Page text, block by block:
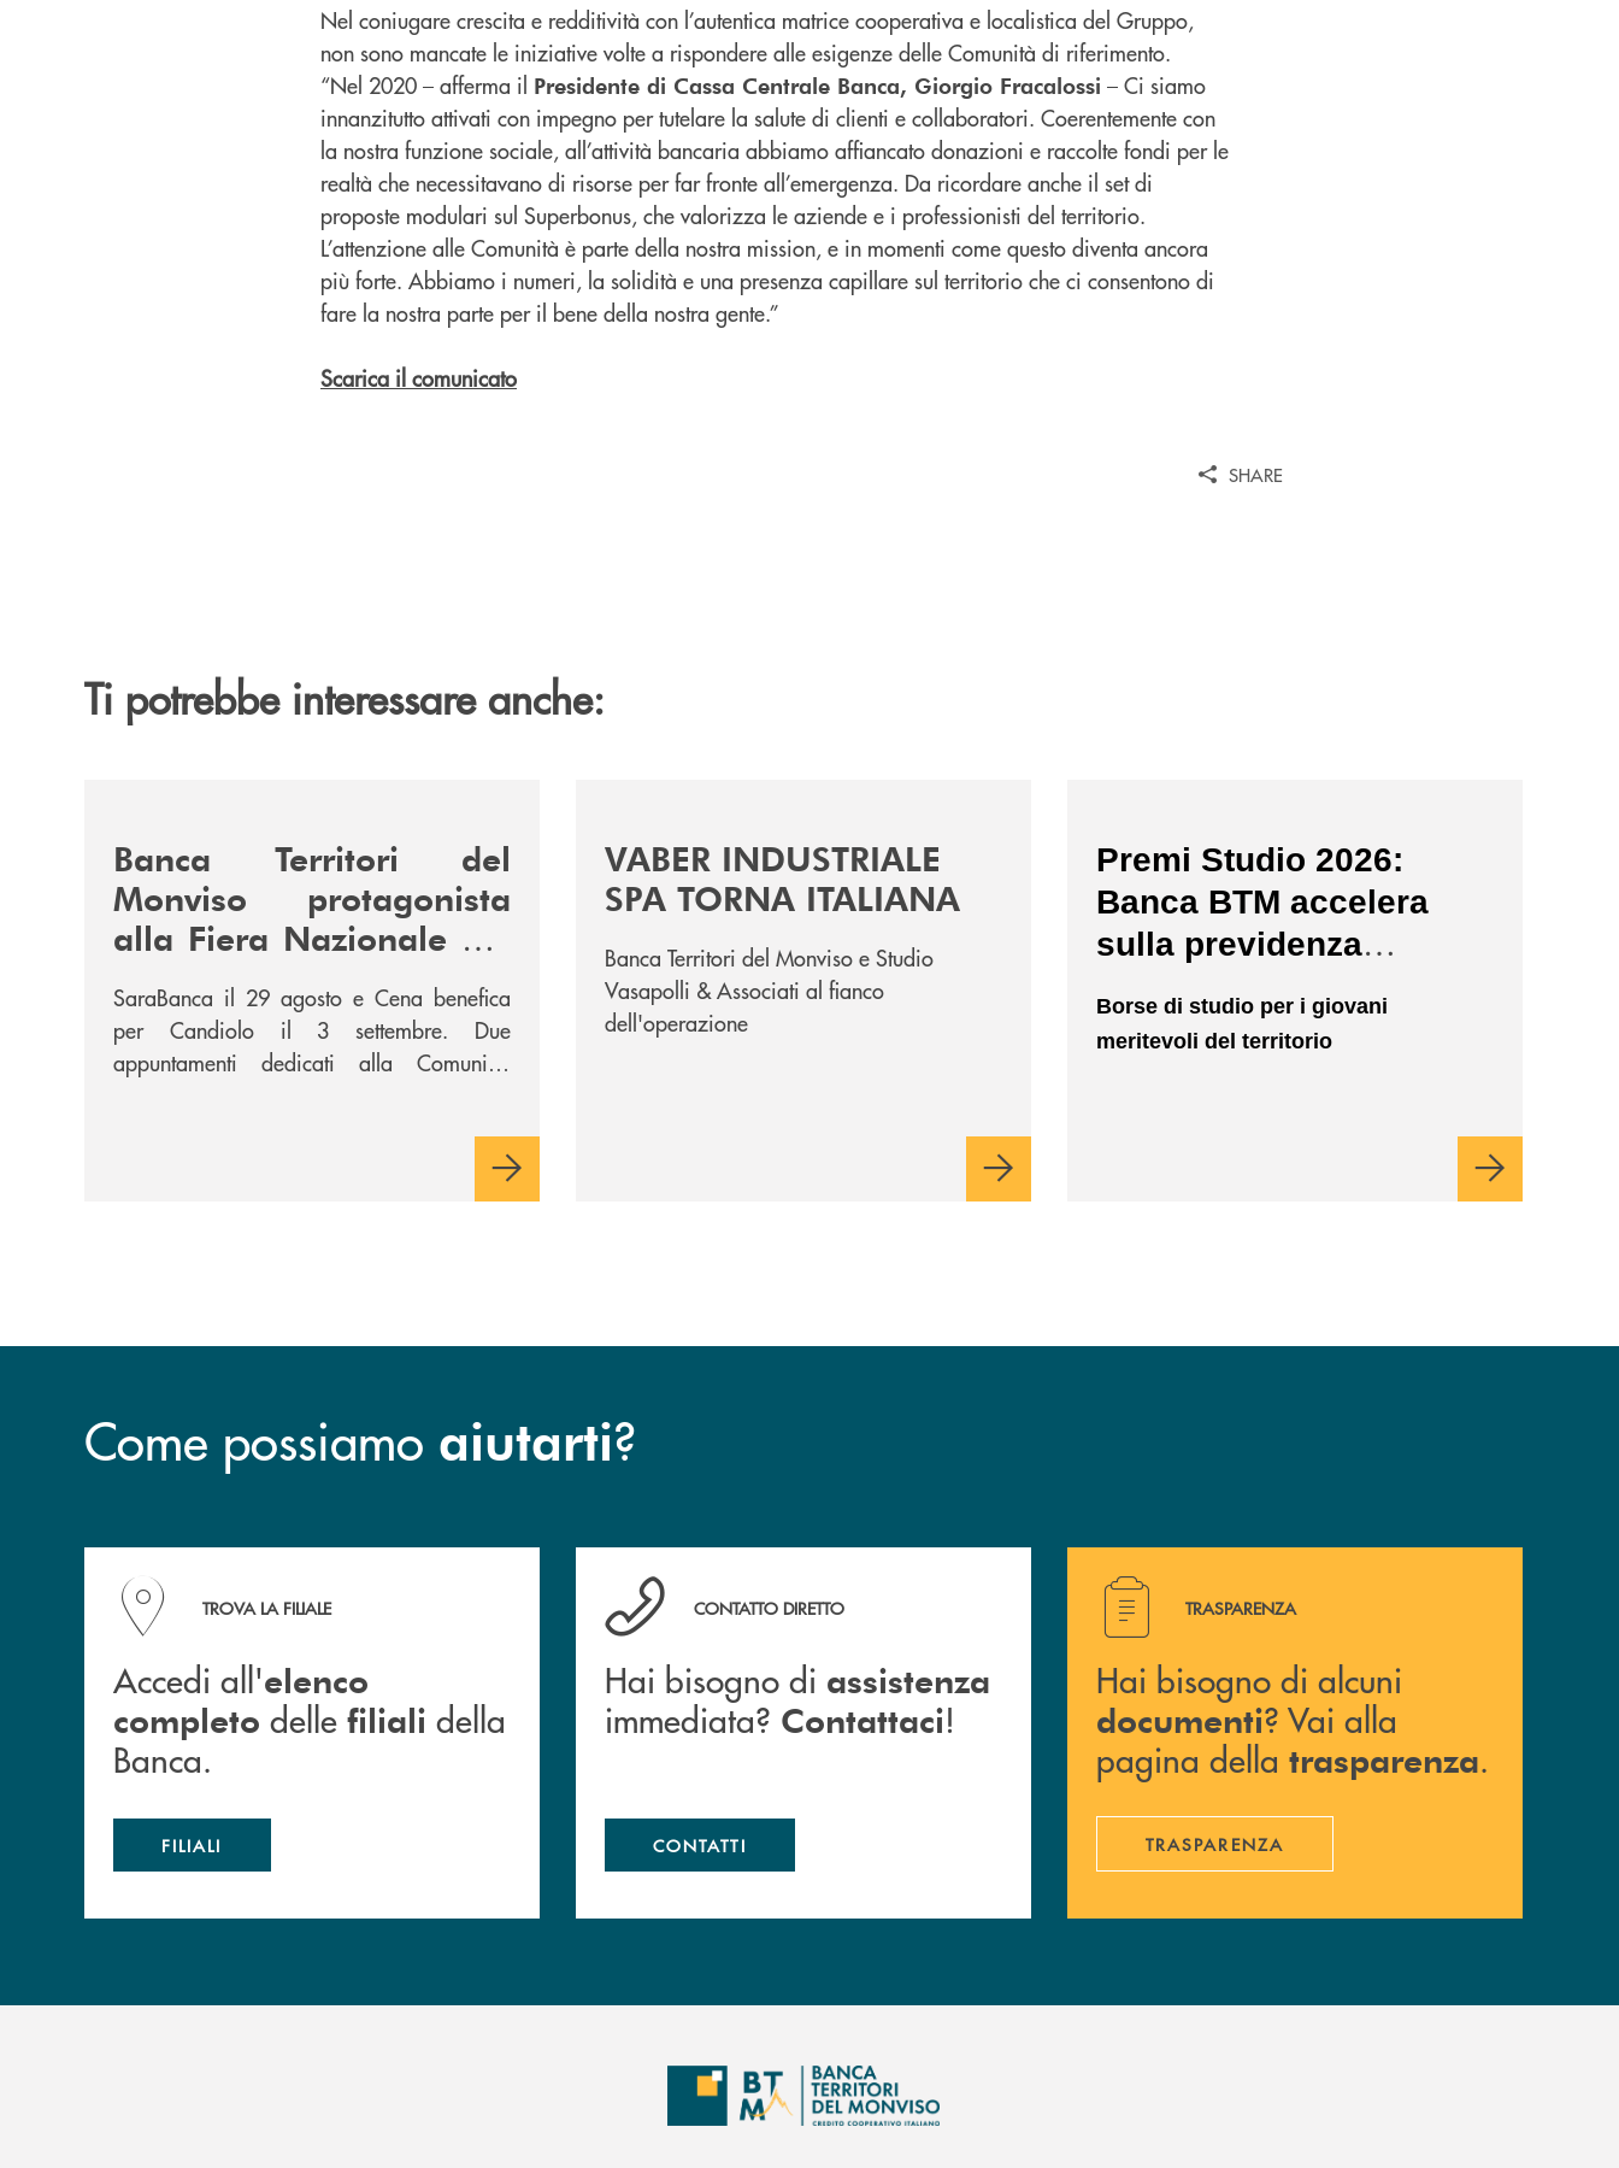
Nel coniugare crescita e redditività con l’autentica matrice cooperativa e localistica del Gruppo,
non sono mancate le iniziative volte a rispondere alle esigenze delle Comunità di riferimento.
“Nel 2020 – afferma il Presidente di Cassa Centrale Banca, Giorgio Fracalossi – Ci siamo
innanzitutto attivati con impegno per tutelare la salute di clienti e collaboratori. Coerentemente con
la nostra funzione sociale, all’attività bancaria abbiamo affiancato donazioni e raccolte fondi per le
realtà che necessitavano di risorse per far fronte all’emergenza. Da ricordare anche il set di
proposte modulari sul Superbonus, che valorizza le aziende e i professionisti del territorio.
L’attenzione alle Comunità è parte della nostra mission, e in momenti come questo diventa ancora
più forte. Abbiamo i numeri, la solidità e una presenza capillare sul territorio che ci consentono di
fare la nostra parte per il bene della nostra gente.”
Scarica il comunicato
SHARE
Ti potrebbe interessare anche:
Banca Territori del
Monviso protagonista
alla Fiera Nazionale del
Peperone con
SARABANCA e la Cena
per la Ricerca
SaraBanca il 29 agosto e Cena benefica
per Candiolo il 3 settembre. Due
appuntamenti dedicati alla Comunità,
VABER INDUSTRIALE
SPA TORNA ITALIANA
Banca Territori del Monviso e Studio
Vasapolli & Associati al fianco
dell'operazione
Premi Studio 2026:
Banca BTM accelera
sulla previdenza
nuove generazioni
Borse di studio per i giovani
meritevoli del territorio
Come possiamo aiutarti?
Accedi all' elenco completo delle filiali della Banca.
TROVA LA FILIALE
Accedi all'elenco
completo delle filiali della
Banca.
FILIALI
Hai bisogno di assistenza immediata? Contattaci !
CONTATTO DIRETTO
Hai bisogno di assistenza
immediata? Contattaci!
CONTATTI
Hai bisogno di alcuni documenti ? Vai alla pagina della
TRASPARENZA
Hai bisogno di alcuni
documenti? Vai alla
pagina della trasparenza.
TRASPARENZA